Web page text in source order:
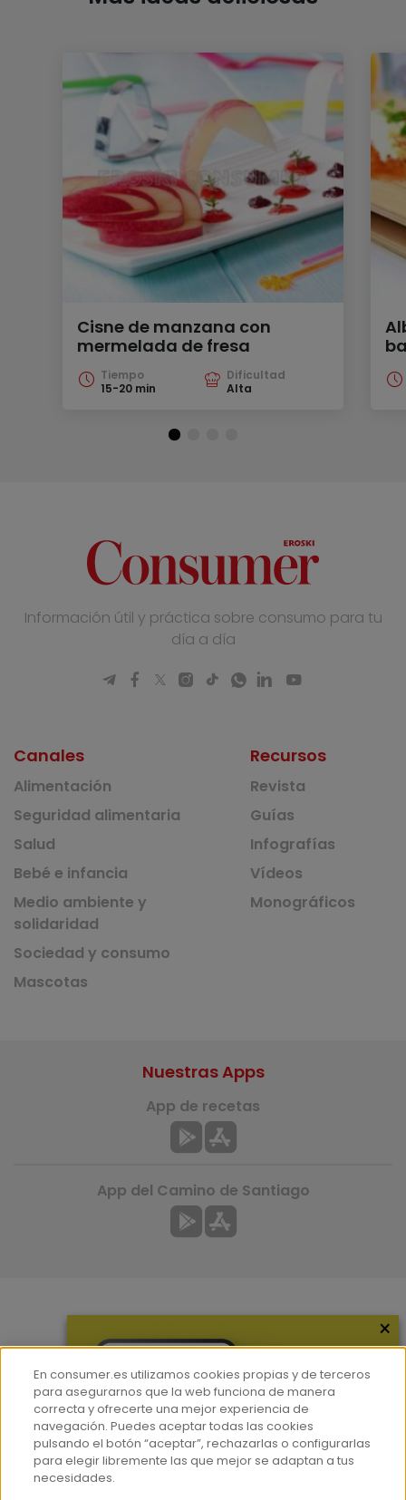
Cisne de manzana con
mermelada de fresa
Tiempo
15-20 min
Dificultad
Alta
Información útil y práctica sobre consumo para tu
día a día
Canales
Alimentación
Seguridad alimentaria
Salud
Bebé e infancia
Medio ambiente y
solidaridad
Sociedad y consumo
Mascotas
Recursos
Revista
Guías
Infografías
Vídeos
Monográficos
Hemeroteca
Contacto
Prensa
Corpus Lingüístico Consumer
Nuestras Apps
App de recetas
App del Camino de Santiago
×
En consumer.es utilizamos cookies propias y de terceros
para asegurarnos que la web funciona de manera
correcta y ofrecerte una mejor experiencia de
navegación. Puedes aceptar todas las cookies
pulsando el botón “aceptar”, rechazarlas o configurarlas
para elegir libremente las que mejor se adaptan a tus
necesidades.